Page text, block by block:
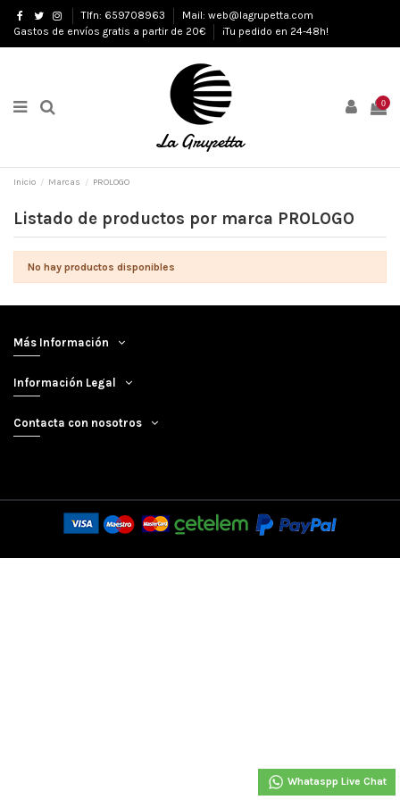
Tlfn: 659708963
Mail: web@lagrupetta.com
Gastos de envíos gratis a partir de 20€
¡Tu pedido en 24-48h!
0
Inicio Marcas PROLOGO
Listado de productos por marca PROLOGO
No hay productos disponibles
Más Información
Información Legal
Contacta con nosotros
Whataspp Live Chat